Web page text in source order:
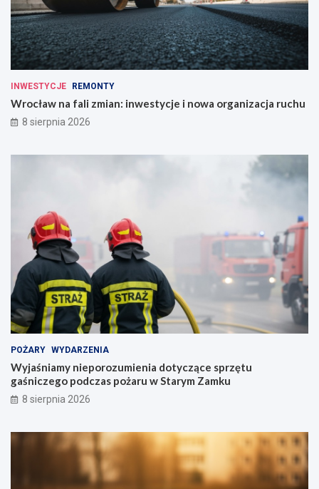
INWESTYCJE REMONTY
Wrocław na fali zmian: inwestycje i nowa organizacja ruchu
8 sierpnia 2026
POŻARY WYDARZENIA
Wyjaśniamy nieporozumienia dotyczące sprzętu
gaśniczego podczas pożaru w Starym Zamku
8 sierpnia 2026